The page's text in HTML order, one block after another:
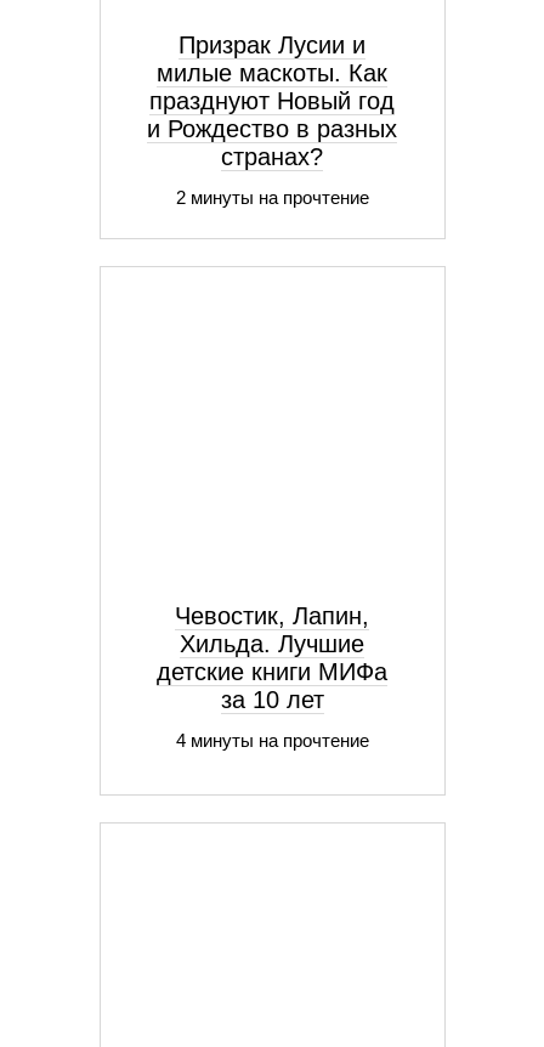
Призрак Лусии и
милые маскоты. Как
празднуют Новый год
и Рождество в разных
странах?
2 минуты на прочтение
Чевостик, Лапин,
Хильда. Лучшие
детские книги МИФа
за 10 лет
4 минуты на прочтение